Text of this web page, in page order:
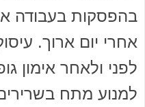
בהפסקות בעבודה
אחרי יום ארוך.
לפני ולאחר אימון
למנוע מתח